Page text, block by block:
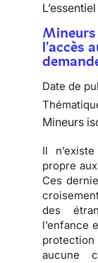
L’essentiel
l'accès
Date de
Mineurs
Il
propre
Ces
des
l’enfance
protection
aucune